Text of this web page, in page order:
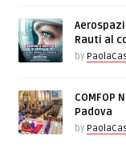
Rauti al
by
COMFOP
Padova
by